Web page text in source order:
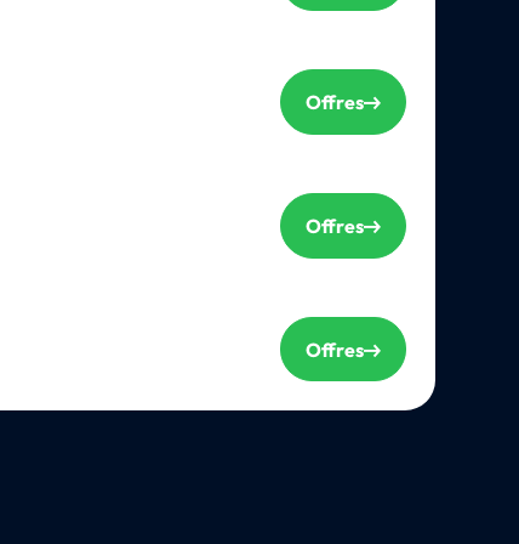
Offres
Offres
Offres